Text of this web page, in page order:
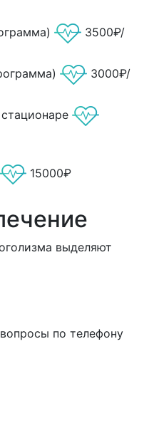
3500₽/
3000₽/
15000₽
выделяют
по телефону